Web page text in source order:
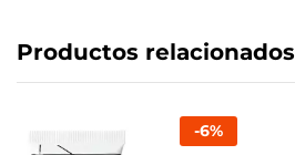
Productos relacionados
-6%